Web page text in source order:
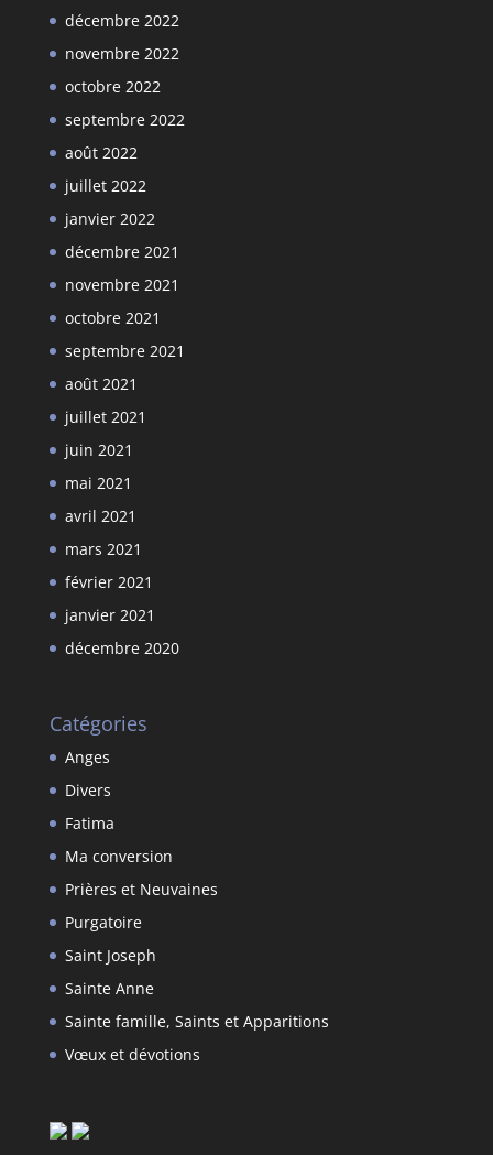
décembre 2022
novembre 2022
octobre 2022
septembre 2022
août 2022
juillet 2022
janvier 2022
décembre 2021
novembre 2021
octobre 2021
septembre 2021
août 2021
juillet 2021
juin 2021
mai 2021
avril 2021
mars 2021
février 2021
janvier 2021
décembre 2020
Catégories
Anges
Divers
Fatima
Ma conversion
Prières et Neuvaines
Purgatoire
Saint Joseph
Sainte Anne
Sainte famille, Saints et Apparitions
Vœux et dévotions